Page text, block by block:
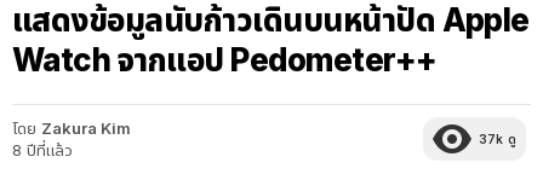
แสดงข้อมูลนับก้าวเดินบนหน้าปัด Apple
Watch จากแอป Pedometer++
โดย Zakura Kim
8 ปีที่แล้ว
37k ดู